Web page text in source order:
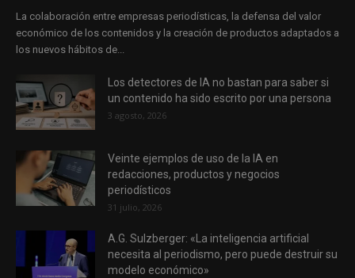
La colaboración entre empresas periodísticas, la defensa del valor
económico de los contenidos y la creación de productos adaptados a
los nuevos hábitos de...
Los detectores de IA no bastan para saber si
un contenido ha sido escrito por una persona
3 agosto, 2026
Veinte ejemplos de uso de la IA en
redacciones, productos y negocios
periodísticos
31 julio, 2026
A.G. Sulzberger: «La inteligencia artificial
necesita al periodismo, pero puede destruir su
modelo económico»